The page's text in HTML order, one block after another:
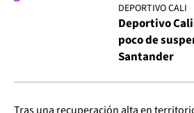
DEPORTIVO CALI
Deportivo
poco de
Santander